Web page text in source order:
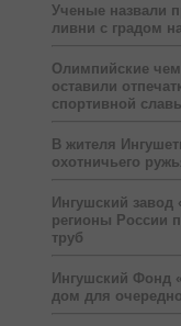
Ученые назвали
ливни с градом
Олимпийские
оставили
спортивной
В жителя
охотничьего
Ингушский
регионы России
труб
Ингушский Фонд
дом для